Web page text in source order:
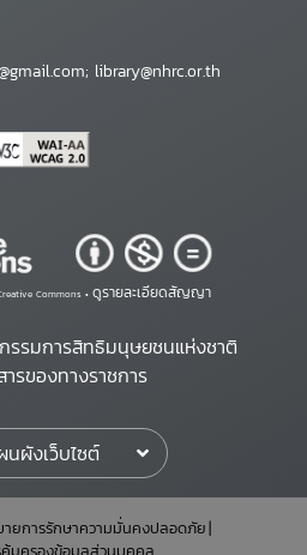
library@nhrc.or.th
Commons • ดูรายละเอียดสัญญา
รรมการสิทธิมนุษยชนแห่งชาติ
รของทางราชการ
นผังเว็บไซต์
ายการรักษาความมั่นคงปลอดภัย